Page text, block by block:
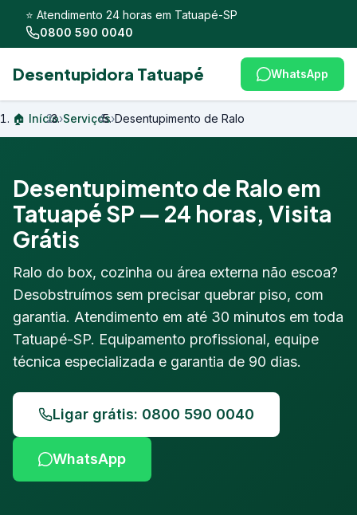
⭐ Atendimento 24 horas em Tatuapé-SP
0800 590 0040
Desentupidora Tatuapé WhatsApp
🏠 Início›Serviços›Desentupimento de Ralo
Desentupimento de Ralo em
Tatuapé SP — 24 horas, Visita
Grátis
Ralo do box, cozinha ou área externa não escoa?
Desobstruímos sem precisar quebrar piso, com
garantia. Atendimento em até 30 minutos em toda
Tatuapé-SP. Equipamento profissional, equipe
técnica especializada e garantia de 90 dias.
Ligar grátis: 0800 590 0040
WhatsApp